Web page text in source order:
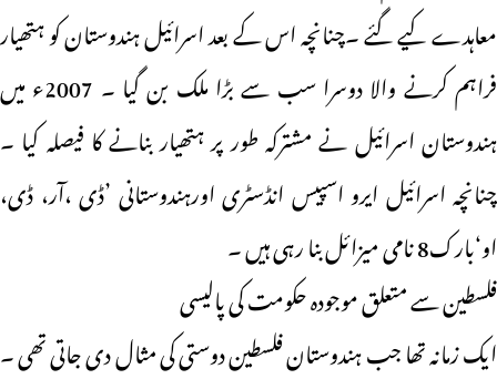
معاہدے کیے گئے ۔چنانچہ اس کے بعد اسرائیل ہندوستان کو ہتھیار
فراہم کرنے والا دوسرا سب سے بڑا ملک بن گیا ۔ 2007ء میں
ہندوستان اسرائیل نے مشترکہ طور پر ہتھیار بنانے کا فیصلہ کیا ۔
چنانچہ اسرائیل ایرو اسپیس انڈسٹری اورہندوستانی ’ڈی ،آر، ڈی،
او‘بارک8 نامی میزائل بنا رہی ہیں ۔
فلسطین سے متعلق موجودہ حکومت کی پالیسی
ایک زمانہ تھا جب ہندوستان فلسطین دوستی کی مثال دی جاتی تھی ۔